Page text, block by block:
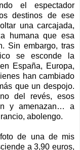
el espectador
destinos de ese
una carcajada,
humana que esa
Sin embargo, tras
se esconde la
España, Europa,
han cambiado
que un despojo.
del revés, esos
y amenazan… a
abolengo.
de una de mis
a 3,90 euros,